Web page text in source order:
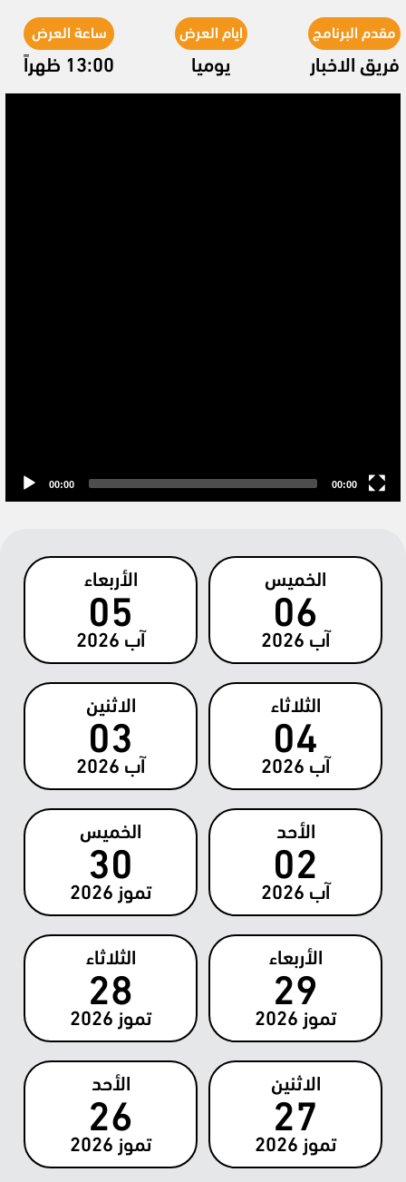
مقدم البرنامج
فريق الاخبار
ايام العرض
يوميا
ساعة العرض
13:00 ظهراً
00:00 00:00
الخميس
06
آب 2026
الأربعاء
05
آب 2026
الثلاثاء
04
آب 2026
الاثنين
03
آب 2026
الأحد
02
آب 2026
الخميس
30
تموز 2026
الأربعاء
29
تموز 2026
الثلاثاء
28
تموز 2026
الاثنين
27
تموز 2026
الأحد
26
تموز 2026